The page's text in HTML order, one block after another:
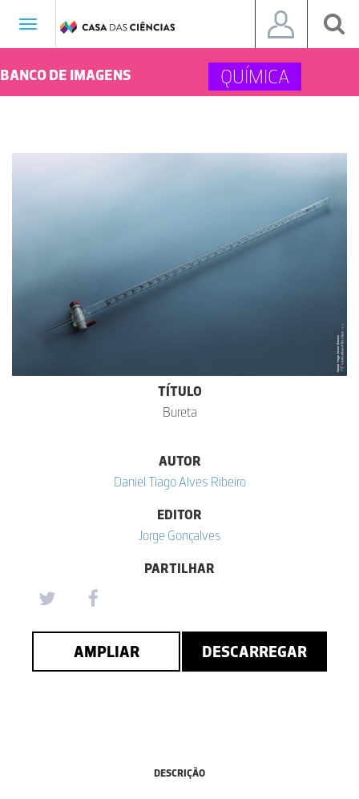
Toggle
BANCO DE IMAGENS QUÍMICA
TÍTULO
Bureta
AUTOR
Daniel Tiago Alves Ribeiro
EDITOR
Jorge Gonçalves
PARTILHAR
AMPLIAR DESCARREGAR
DESCRIÇÃO